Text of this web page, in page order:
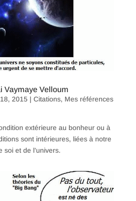
Vaymaye Velloum
2015| Citations, Mes références
extérieure au bonheur ou à
sont intérieures, liées à notre
soi et de l’univers.